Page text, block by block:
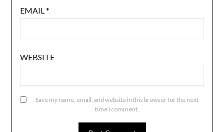
EMAIL*
WEBSITE
Save my name, email, and website in this browser for the next
time I comment.